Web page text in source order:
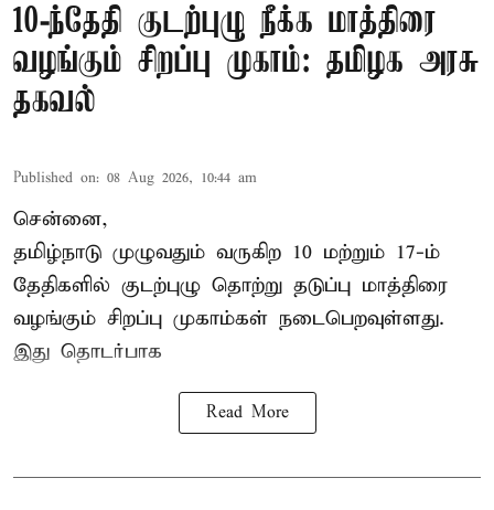
10-ந்தேதி குடற்புழு நீக்க மாத்திரை
வழங்கும் சிறப்பு முகாம்: தமிழக அரசு
தகவல்
Published on: 08 Aug 2026, 10:44 am
சென்னை,
தமிழ்நாடு முழுவதும் வருகிற 10 மற்றும் 17-ம்
தேதிகளில் குடற்புழு தொற்று தடுப்பு மாத்திரை
வழங்கும் சிறப்பு முகாம்கள் நடைபெறவுள்ளது.
இது தொடர்பாக
Read More